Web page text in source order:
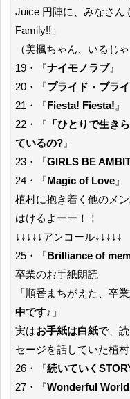
Juice 円陣に、みなさん
Family!!」
（美楓ちゃん、いるじ
19・『ナイモノラブ』
20・『プライド・ブラ
21・『Fiesta! Fiesta!』
22・『 「ひとりで生き
ているの?』
23・『GIRLS BE
24・『Magic of Love』
植村に抱き着く他のメ
はけるよーー！！
↓↓↓↓↓アンコール↓↓↓↓↓
25・『Brilliance of
卒業のお手紙朗読
「順番まちがえた、卒
中です♪ 」
実はお手紙は白紙で、
セージを話していた植
26・『続いていく
27・『Wonderful World